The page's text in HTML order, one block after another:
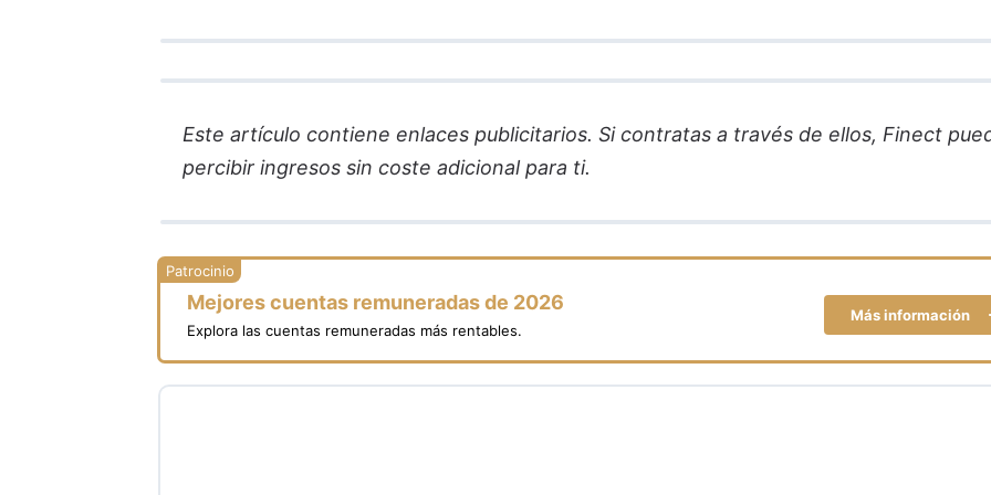
Este artículo contiene enlaces publicitarios. Si contratas a través de ellos, Finect
percibir ingresos sin coste adicional para ti.
Mejores cuentas remuneradas de 2026
Explora las cuentas remuneradas más rentables.
Más información